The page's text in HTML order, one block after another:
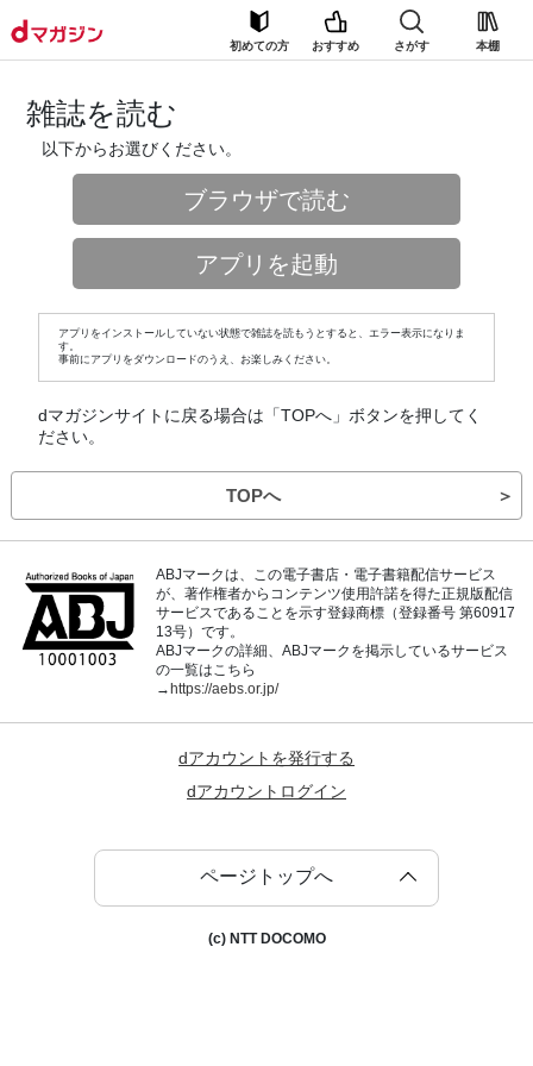
初めての方 おすすめ さがす 本棚
雑誌を読む
以下からお選びください。
ブラウザで読む
アプリを起動
アプリをインストールしていない状態で雑誌を読もうとすると、エラー表示になりま
す。
事前にアプリをダウンロードのうえ、お楽しみください。
dマガジンサイトに戻る場合は「TOPへ」ボタンを押してく
ださい。
TOPへ ＞
ABJマークは、この電子書店・電子書籍配信サービス
が、著作権者からコンテンツ使用許諾を得た正規版配信
サービスであることを示す登録商標（登録番号 第60917
13号）です。
ABJマークの詳細、ABJマークを掲示しているサービス
の一覧はこちら
→https://aebs.or.jp/
dアカウントを発行する
dアカウントログイン
ページトップへ
(c) NTT DOCOMO